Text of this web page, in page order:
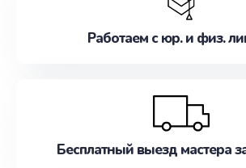
Работаем с юр. и физ.
Бесплатный выезд мастера